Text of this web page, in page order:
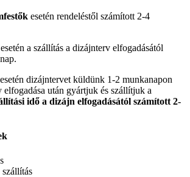
esetén rendeléstől számított 2-4
esetén a szállítás a dizájnterv elfogadásától
dizájntervet küldünk 1-2 munkanapon
után gyártjuk és szállítjuk a
idő a dizájn elfogadásától számított 2-
szállítás